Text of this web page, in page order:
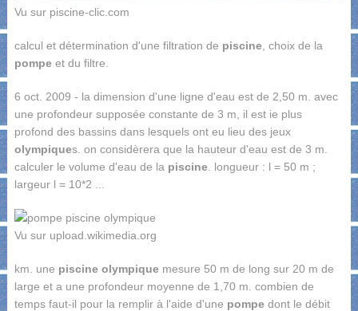
Vu sur piscine-clic.com
calcul et détermination d'une filtration de piscine, choix de la
pompeet du filtre.
6 oct. 2009 - la dimension d'une ligne d'eau est de 2,50 m. avec
une profondeur supposée constante de 3 m, il est ie plus
profond des bassins dans lesquels ont eu lieu des jeux
olympiques. on considèrera que la hauteur d'eau est de 3 m.
calculer le volume d'eau de la piscine. longueur : l = 50 m ;
largeur l = 10*2 ...
Vu sur upload.wikimedia.org
km. une piscine olympiquemesure 50 m de long sur 20 m de
large et a une profondeur moyenne de 1,70 m. combien de
temps faut-il pour la remplir à l'aide d'une pompedont le débit